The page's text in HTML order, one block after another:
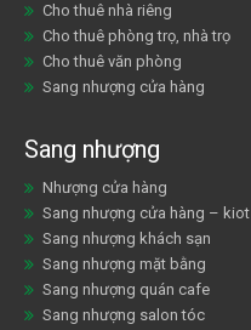
Cho thuê nhà riêng
Cho thuê phòng trọ, nhà trọ
Cho thuê văn phòng
Sang nhượng cửa hàng
Sang nhượng
Nhượng cửa hàng
Sang nhượng cửa hàng – kiot
Sang nhượng khách sạn
Sang nhượng mặt bằng
Sang nhượng quán cafe
Sang nhượng salon tóc